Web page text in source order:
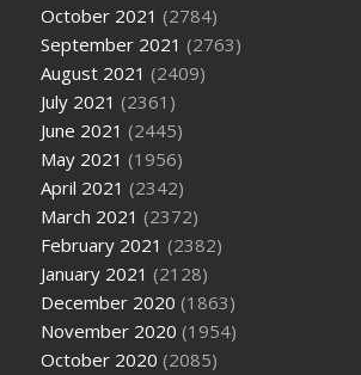
October 2021 (2784)
September 2021 (2763)
August 2021 (2409)
July 2021 (2361)
June 2021 (2445)
May 2021 (1956)
April 2021 (2342)
March 2021 (2372)
February 2021 (2382)
January 2021 (2128)
December 2020 (1863)
November 2020 (1954)
October 2020 (2085)